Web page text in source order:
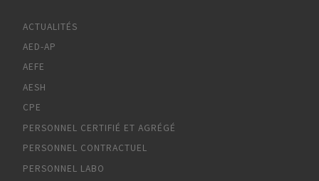
ACTUALITÉS
AED-AP
AEFE
AESH
CPE
PERSONNEL CERTIFIÉ ET AGRÉGÉ
PERSONNEL CONTRACTUEL
PERSONNEL LABO